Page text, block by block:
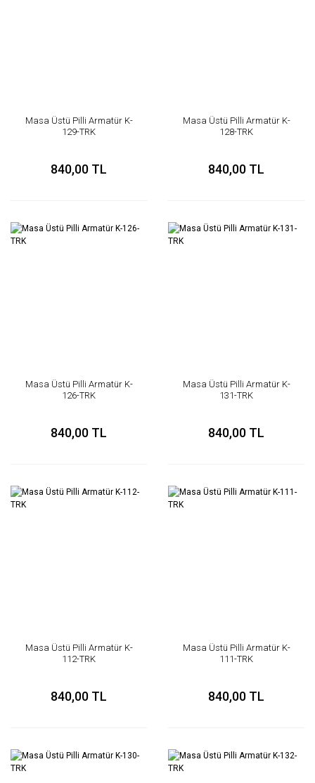
Masa Üstü Pilli Armatür K-
129-TRK
840,00 TL
Masa Üstü Pilli Armatür K-
128-TRK
840,00 TL
Masa Üstü Pilli Armatür K-
126-TRK
840,00 TL
Masa Üstü Pilli Armatür K-
131-TRK
840,00 TL
Masa Üstü Pilli Armatür K-
112-TRK
840,00 TL
Masa Üstü Pilli Armatür K-
111-TRK
840,00 TL